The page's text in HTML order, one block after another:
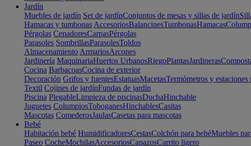
Jardín
Muebles de jardín Set de jardínConjuntos de mesas y sillas de jardín
Hamacas y tumbonas AccesoriosBalancinesTumbonasHamacas
Pérgolas CenadoresCarpasPérgolas
Parasoles SombrillasParasolesToldos
Almacenamiento ArmariosArcones
Jardinería MaquinariaHuertos UrbanosRiegoPlantasJardineras
Cocina BarbacoasCocina de exterior
Decoración Grifos y fuentesEstatuasMacetasTermómetros y estaciones
Textil Cojines de jardínFundas de jardín
Piscina PlegableLimpieza de piscinasDuchaHinchable
Juguetes ColumpiosToboganesHinchablesCasitas
Mascotas ComederosJaulasCasetas para mascotas
Bebé
Habitación bebé HumidificadoresCestasColchón para bebéMuebles
Paseo CocheMochilasAccesoriosCapazosCarrito ligero